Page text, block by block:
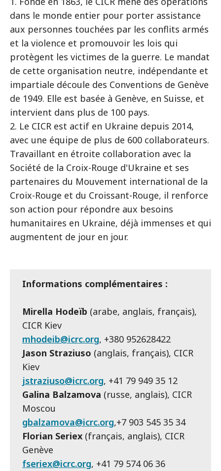
dans le monde entier pour porter assistance
aux personnes touchées par les conflits armés
et la violence et promouvoir les lois qui
protègent les victimes de la guerre. Le mandat
de cette organisation neutre, indépendante et
impartiale découle des Conventions de Genève
de 1949. Elle est basée à Genève, en Suisse, et
intervient dans plus de 100 pays.
2. Le CICR est actif en Ukraine depuis 2014,
avec une équipe de plus de 600 collaborateurs.
Travaillant en étroite collaboration avec la
Société de la Croix-Rouge d'Ukraine et ses
partenaires du Mouvement international de la
Croix-Rouge et du Croissant-Rouge, il renforce
son action pour répondre aux besoins
humanitaires en Ukraine, déjà immenses et qui
augmentent de jour en jour.
Informations complémentaires :
Mirella Hodeïb (arabe, anglais, français),
CICR Kiev
mhodeib@icrc.org, +380 952628422
Jason Straziuso (anglais, français), CICR
Kiev
jstraziuso@icrc.org, +41 79 949 35 12
Galina Balzamova (russe, anglais), CICR
Moscou
gbalzamova@icrc.org,+7 903 545 35 34
Florian Seriex (français, anglais), CICR
Genève
fseriex@icrc.org, +41 79 574 06 36